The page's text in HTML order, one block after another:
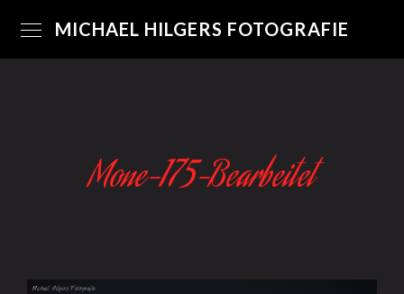
MICHAEL HILGERS FOTOGRAFIE
Mone-175-Bearbeitet